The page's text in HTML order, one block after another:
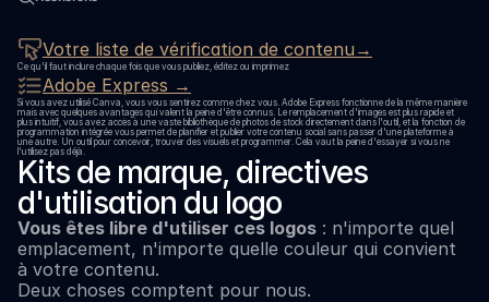
Votre liste de vérification de contenu→
Ce qu'il faut inclure chaque fois que vous publiez, éditez ou imprimez
Adobe Express →
Si vous avez utilisé Canva, vous vous sentirez comme chez vous. Adobe Express fonctionne de la même manière
mais avec quelques avantages qui valent la peine d'être connus. Le remplacement d'images est plus rapide et
plus intuitif, vous avez accès à une vaste bibliothèque de photos de stock directement dans l'outil, et la fonction de
programmation intégrée vous permet de planifier et publier votre contenu social sans passer d'une plateforme à
une autre. Un outil pour concevoir, trouver des visuels et programmer. Cela vaut la peine d'essayer si vous ne
l'utilisez pas déjà.
Kits de marque, directives
d'utilisation du logo
Vous êtes libre d'utiliser ces logos : n'importe quel
emplacement, n'importe quelle couleur qui convient
à votre contenu.
Deux choses comptent pour nous.